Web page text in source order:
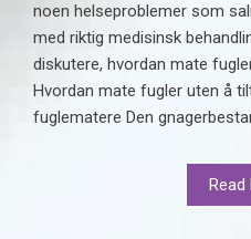
noen helseproblemer som
med riktig medisinsk
diskutere, hvordan mate
Hvordan mate fugler uten å
fuglematere Den